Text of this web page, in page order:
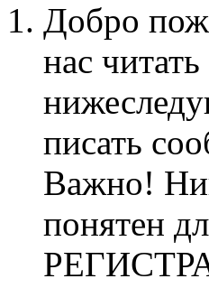
Добро
нас
писать
Важно!
понятен